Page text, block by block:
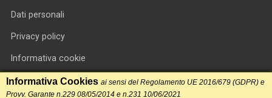
Dati personali
Privacy policy
Informativa cookie
RSS feed
Informativa Cookies ai sensi del Regolamento UE 2016/679 (GDPR) e
Provv. Garante n.229 08/05/2014 e n.231 10/06/2021